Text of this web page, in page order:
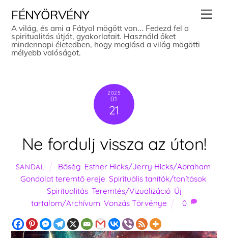
content
FÉNYÖRVÉNY
A világ, és ami a Fátyol mögött van... Fedezd fel a
spiritualitás útját, gyakorlatait. Használd őket
mindennapi életedben, hogy meglásd a világ mögötti
mélyebb valóságot.
2025
01
21
Ne fordulj vissza az úton!
SANDAL Bőség Esther Hicks/Jerry Hicks/Abraham
Gondolat teremtő ereje Spirituális tanítók/tanítások
Spiritualitás, Teremtés/Vizualizáció, Új
tartalom/Archívum Vonzás Törvénye 0